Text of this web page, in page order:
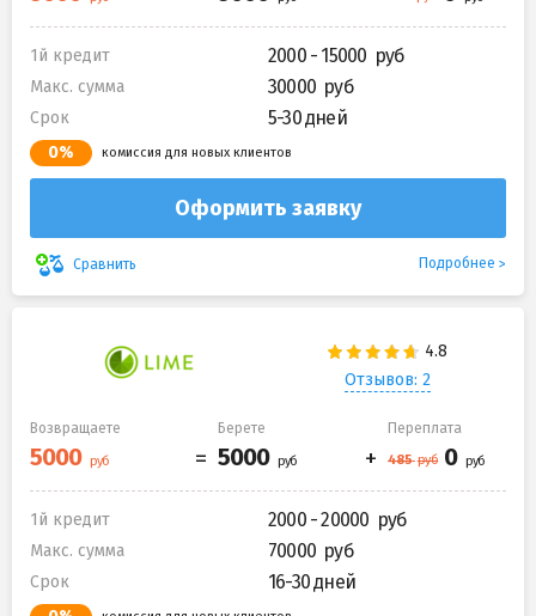
1й кредит 2000 - 15000
Макс. сумма 30000
Срок 5-30 дней
0% комиссия для новых клиентов
Оформить заявку
Сравнить Подробнее
Отзывов: 2
Возвращаете Берете Переплата
1й кредит 2000 - 20000
Макс. сумма 70000
Срок 16-30 дней